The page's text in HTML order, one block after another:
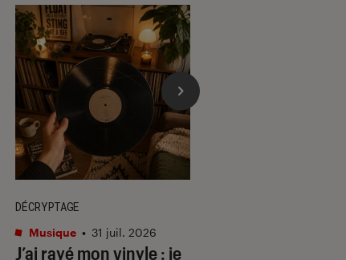
J’ai rayé mon vinyle : je
DÉCRYPTAGE
Musique • 31 juil. 2026